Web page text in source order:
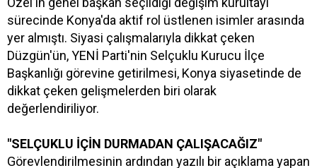
sürecinde Konya'da aktif rol üstlenen isimler arasında
yer almıştı. Siyasi çalışmalarıyla dikkat çeken
Düzgün'ün, YENİ Parti'nin Selçuklu Kurucu İlçe
Başkanlığı görevine getirilmesi, Konya siyasetinde de
dikkat çeken gelişmelerden biri olarak
değerlendiriliyor.
"SELÇUKLU İÇİN DURMADAN ÇALIŞACAĞIZ"
Görevlendirilmesinin ardından yazılı bir açıklama yapan